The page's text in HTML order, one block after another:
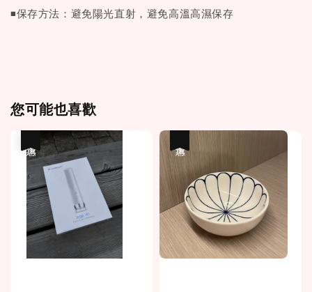
◾保存方法：避免陽光直射，避免高溫高濕保存
您可能也喜歡